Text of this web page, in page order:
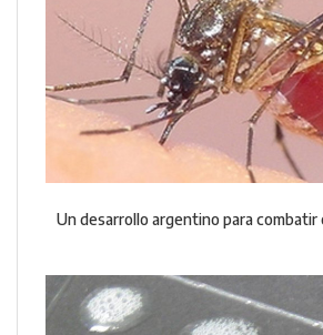
Un desarrollo argentino para combatir